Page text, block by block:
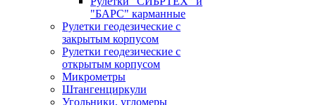
"БАРС" карманные
Рулетки геодезические с
закрытым корпусом
Рулетки геодезические с
открытым корпусом
Микрометры
Штангенциркули
Угольники, угломеры